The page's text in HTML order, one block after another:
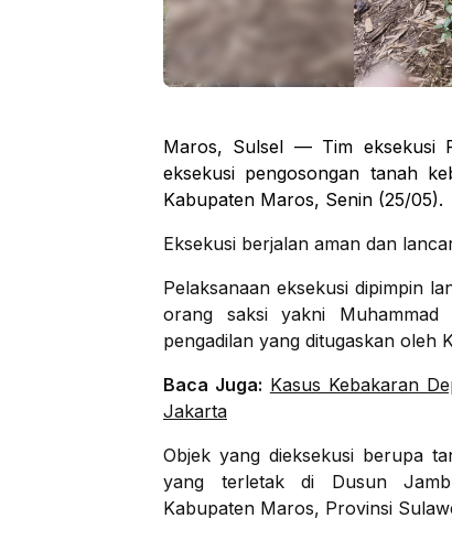
Maros, Sulsel — Tim eksekusi
eksekusi pengosongan tanah
Kabupaten Maros, Senin (25/05).
Eksekusi berjalan aman dan
Pelaksanaan eksekusi dipimpin
orang saksi yakni
pengadilan yang ditugaskan oleh
Baca Juga: Kasus Kebakaran
Jakarta
Objek yang dieksekusi berupa
yang terletak di Dusun
Kabupaten Maros, Provinsi